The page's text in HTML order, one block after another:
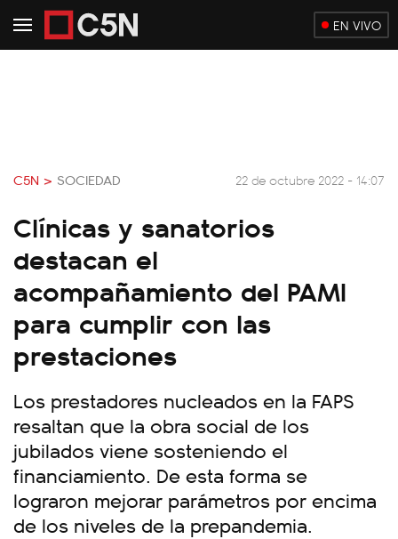
EN VIVO
C5N > SOCIEDAD 22 de octubre 2022 - 14:07
Clínicas y sanatorios
destacan el
acompañamiento del PAMI
para cumplir con las
prestaciones
Los prestadores nucleados en la FAPS
resaltan que la obra social de los
jubilados viene sosteniendo el
financiamiento. De esta forma se
lograron mejorar parámetros por encima
de los niveles de la prepandemia.